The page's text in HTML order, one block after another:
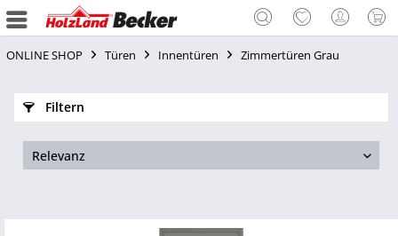
ONLINE SHOP Türen Innentüren Zimmertüren Grau
Filtern